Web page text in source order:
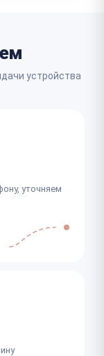
устройства
уточняем